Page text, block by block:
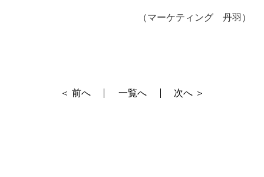
（マーケティング 丹羽）
＜ 前へ 一覧へ 次へ ＞